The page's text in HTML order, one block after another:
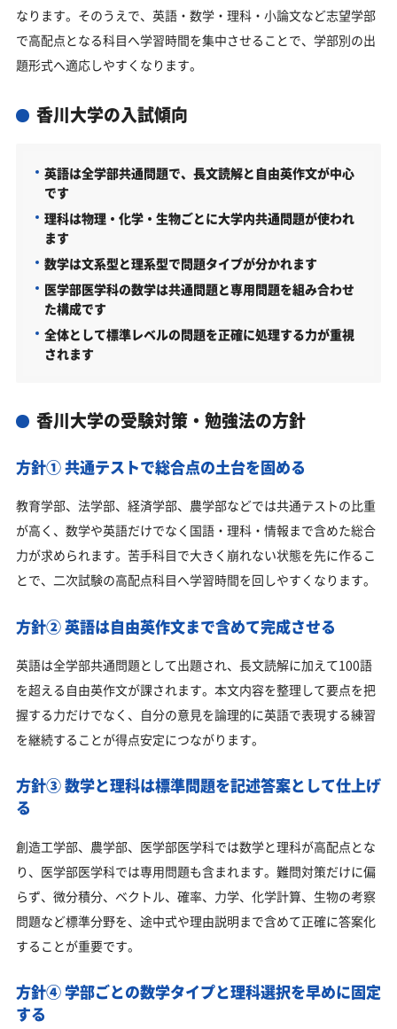
なります。そのうえで、英語・数学・理科・小論文など志望学部
で高配点となる科目へ学習時間を集中させることで、学部別の出
題形式へ適応しやすくなります。
香川大学の入試傾向
英語は全学部共通問題で、長文読解と自由英作文が中心
です
理科は物理・化学・生物ごとに大学内共通問題が使われ
ます
数学は文系型と理系型で問題タイプが分かれます
医学部医学科の数学は共通問題と専用問題を組み合わせ
た構成です
全体として標準レベルの問題を正確に処理する力が重視
されます
香川大学の受験対策・勉強法の方針
方針① 共通テストで総合点の土台を固める
教育学部、法学部、経済学部、農学部などでは共通テストの比重
が高く、数学や英語だけでなく国語・理科・情報まで含めた総合
力が求められます。苦手科目で大きく崩れない状態を先に作るこ
とで、二次試験の高配点科目へ学習時間を回しやすくなります。
方針② 英語は自由英作文まで含めて完成させる
英語は全学部共通問題として出題され、長文読解に加えて100語
を超える自由英作文が課されます。本文内容を整理して要点を把
握する力だけでなく、自分の意見を論理的に英語で表現する練習
を継続することが得点安定につながります。
方針③ 数学と理科は標準問題を記述答案として仕上げ
る
創造工学部、農学部、医学部医学科では数学と理科が高配点とな
り、医学部医学科では専用問題も含まれます。難問対策だけに偏
らず、微分積分、ベクトル、確率、力学、化学計算、生物の考察
問題など標準分野を、途中式や理由説明まで含めて正確に答案化
することが重要です。
方針④ 学部ごとの数学タイプと理科選択を早めに固定
する